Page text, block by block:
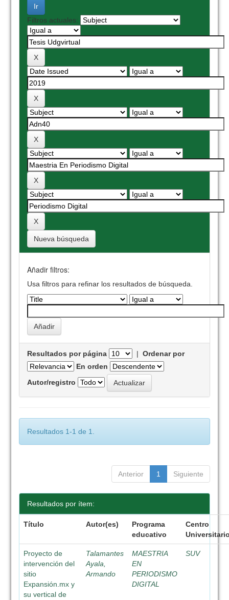
Filtros actuales:
Nueva búsqueda
Añadir filtros:
Usa filtros para refinar los resultados de búsqueda.
Resultados por página |Ordenar por
En orden
Autor/registro
Resultados 1-1 de 1.
Anterior 1 Siguiente
Resultados por ítem:
Título Autor(es)
Programa
educativo
Centro
Proyecto de
intervención del
sitio
Expansión.mx y
su vertical de
Talamantes
Ayala,
Armando
MAESTRIA
EN
PERIODISMO
DIGITAL
SUV